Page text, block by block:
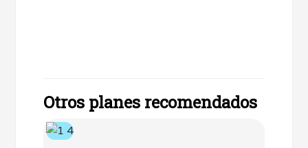
Otros planes recomendados